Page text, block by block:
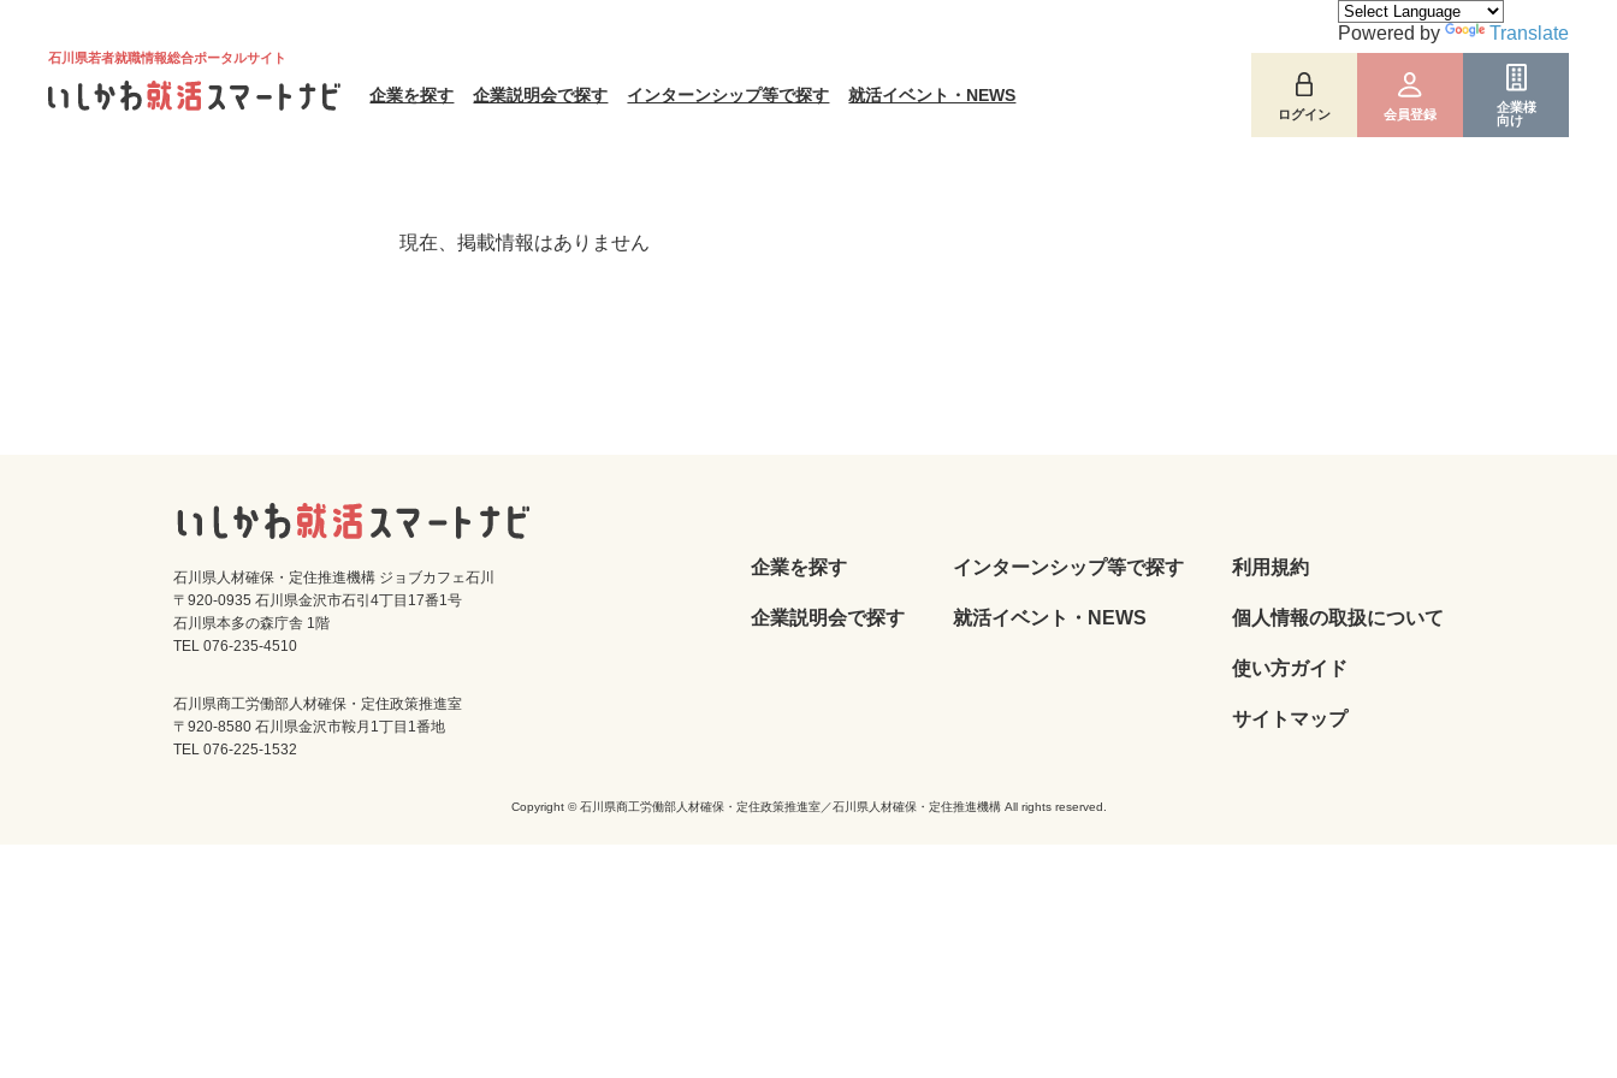
石川県若者就職情報総合ポータルサイト
企業を探す 企業説明会で探す インターンシップ等で探す 就活イベント・NEWS
ログイン 会員登録
企業様
向け
Powered by Translate
現在、掲載情報はありません
石川県人材確保・定住推進機構 ジョブカフェ石川
〒920-0935 石川県金沢市石引4丁目17番1号
石川県本多の森庁舎 1階
TEL 076-235-4510
石川県商工労働部人材確保・定住政策推進室
〒920-8580 石川県金沢市鞍月1丁目1番地
TEL 076-225-1532
企業を探す
企業説明会で探す
インターンシップ等で探す
就活イベント・NEWS
利用規約
個人情報の取扱について
使い方ガイド
サイトマップ
Copyright © 石川県商工労働部人材確保・定住政策推進室／石川県人材確保・定住推進機構 All rights reserved.